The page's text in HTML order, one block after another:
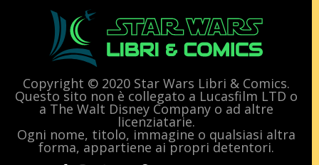
Copyright © 2020 Star Wars Libri & Comics.
Questo sito non è collegato a Lucasfilm LTD o
a The Walt Disney Company o ad altre
licenziatarie.
Ogni nome, titolo, immagine o qualsiasi altra
forma, appartiene ai propri detentori.